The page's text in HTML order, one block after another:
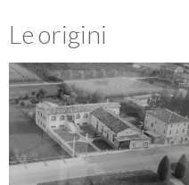
Le origini